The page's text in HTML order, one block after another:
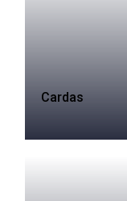
Cardas